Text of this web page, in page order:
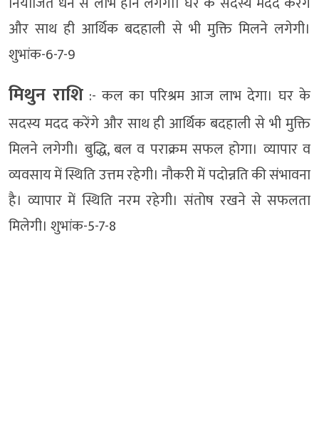
और साथ ही आर्थिक बदहाली से भी मुक्ति मिलने लगेगी।
शुभांक-6-7-9
मिथुन राशि :- कल का परिश्रम आज लाभ देगा। घर के
सदस्य मदद करेंगे और साथ ही आर्थिक बदहाली से भी मुक्ति
मिलने लगेगी। बुद्धि, बल व पराक्रम सफल होगा। व्यापार व
व्यवसाय में स्थिति उत्तम रहेगी। नौकरी में पदोन्नति की संभावना
है। व्यापार में स्थिति नरम रहेगी। संतोष रखने से सफलता
मिलेगी। शुभांक-5-7-8